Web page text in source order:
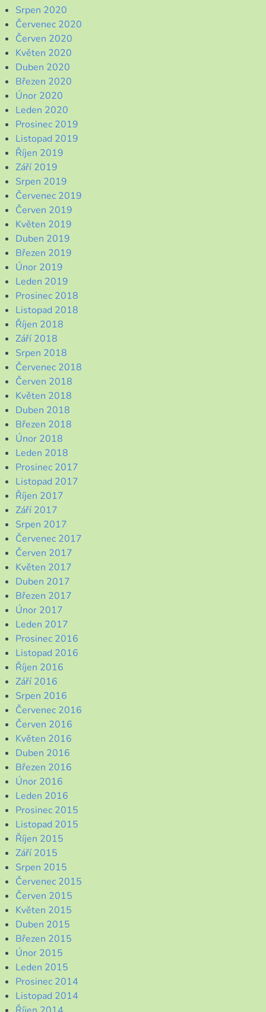
Srpen 2020
Červenec 2020
Červen 2020
Květen 2020
Duben 2020
Březen 2020
Únor 2020
Leden 2020
Prosinec 2019
Listopad 2019
Říjen 2019
Září 2019
Srpen 2019
Červenec 2019
Červen 2019
Květen 2019
Duben 2019
Březen 2019
Únor 2019
Leden 2019
Prosinec 2018
Listopad 2018
Říjen 2018
Září 2018
Srpen 2018
Červenec 2018
Červen 2018
Květen 2018
Duben 2018
Březen 2018
Únor 2018
Leden 2018
Prosinec 2017
Listopad 2017
Říjen 2017
Září 2017
Srpen 2017
Červenec 2017
Červen 2017
Květen 2017
Duben 2017
Březen 2017
Únor 2017
Leden 2017
Prosinec 2016
Listopad 2016
Říjen 2016
Září 2016
Srpen 2016
Červenec 2016
Červen 2016
Květen 2016
Duben 2016
Březen 2016
Únor 2016
Leden 2016
Prosinec 2015
Listopad 2015
Říjen 2015
Září 2015
Srpen 2015
Červenec 2015
Červen 2015
Květen 2015
Duben 2015
Březen 2015
Únor 2015
Leden 2015
Prosinec 2014
Listopad 2014